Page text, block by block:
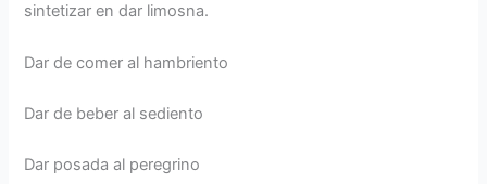
sintetizar en dar limosna.
Dar de comer al hambriento
Dar de beber al sediento
Dar posada al peregrino